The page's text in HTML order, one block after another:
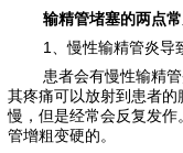
输精管堵塞的两点
1、慢性输精管炎导
患者会有慢性输精
其疼痛可以放射到患者
慢，但是经常会反复发
管增粗变硬的。